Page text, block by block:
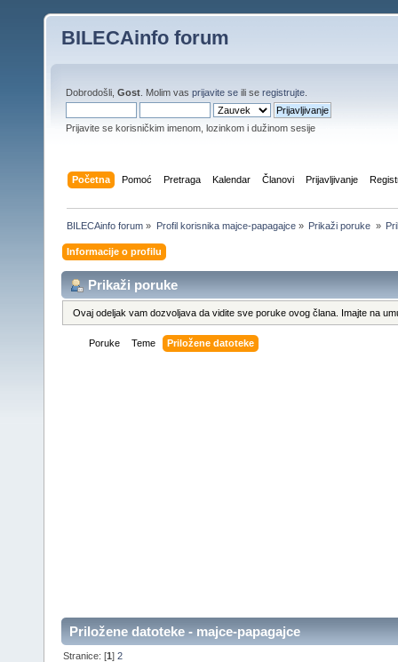
BILECAinfo forum
Dobrodošli, Gost . Molim vas prijavite se ili se registrujte
Prijavite se korisničkim imenom, lozinkom i dužinom sesije
Početna Pomoć Pretraga Kalendar Članovi Prijavljivanje
BILECAinfo forum » Profil korisnika majce-papagajce» Prikaži poruke »
Informacije o profilu
Prikaži poruke
Ovaj odeljak vam dozvoljava da vidite sve poruke ovog člana. Imajte na
Poruke Teme Priložene datoteke
Priložene datoteke - majce-papagajce
Stranice: [1]2